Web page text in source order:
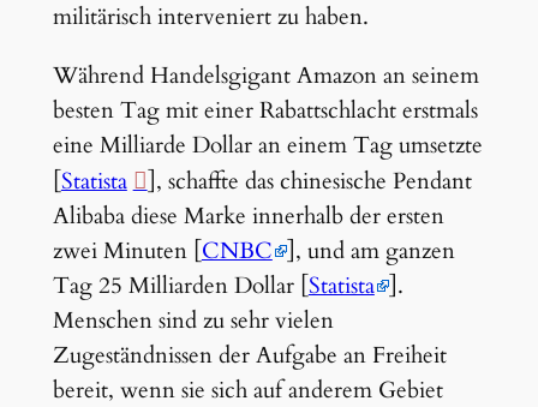
militärisch interveniert zu haben.
Während Handelsgigant Amazon an seinem
besten Tag mit einer Rabattschlacht erstmals
eine Milliarde Dollar an einem Tag umsetzte
[Statista
], schaffte das chinesische Pendant
Alibaba diese Marke innerhalb der ersten
zwei Minuten [CNBC ], und am ganzen
Tag 25 Milliarden Dollar [Statista ].
Menschen sind zu sehr vielen
Zugeständnissen der Aufgabe an Freiheit
bereit, wenn sie sich auf anderem Gebiet